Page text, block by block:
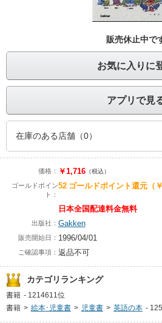
販売休止中で
お気に入りに
アプリで見
在庫のある店舗（0）
価格： ￥1,716（税込）
ゴールドポイン
ト：
52 ゴールドポイント還元（
日本全国配達料金無料
出版社： Gakken
販売開始日： 1996/04/01
ご確認事項： 返品不可
カテゴリランキング
書籍 - 1214611位
書籍 > 絵本･児童書 > 児童書 > 英語の本 -